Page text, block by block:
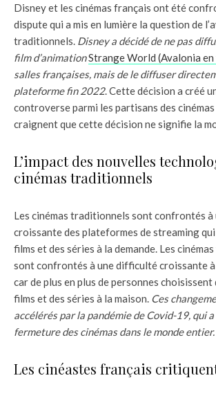
Disney et les cinémas français ont été
dispute qui a mis en lumière la question de
traditionnels. Disney a décidé de ne pas
film d’animationStrange World (Avalonia
salles françaises, mais de le diffuser
plateforme fin 2022. Cette décision a créé
controverse parmi les partisans des
craignent que cette décision ne signifie la
L’impact des nouvelles
cinémas traditionnels
Les cinémas traditionnels sont confrontés à
croissante des plateformes de streaming
films et des séries à la demande. Les
sont confrontés à une difficulté croissante
car de plus en plus de personnes
films et des séries à la maison. Ces
accélérés par la pandémie de Covid-19, qui
fermeture des cinémas dans le monde entier.
Les cinéastes français